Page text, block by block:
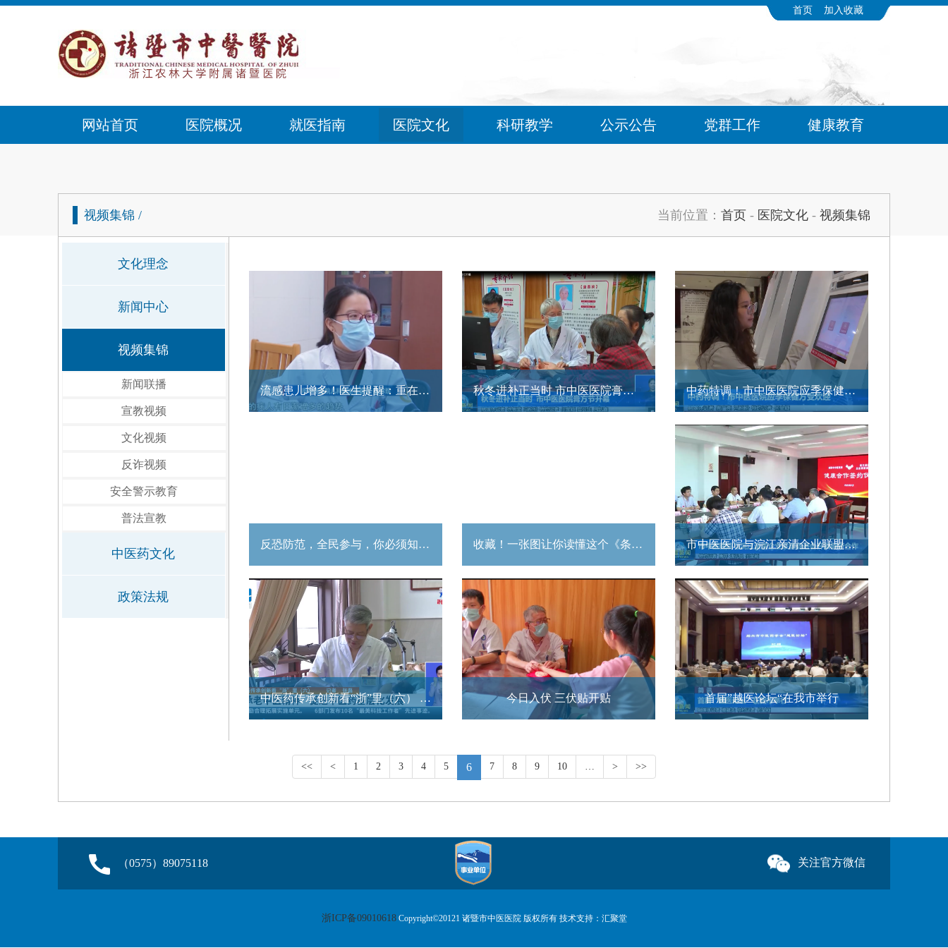
首页 加入收藏
网站首页 医院概况 就医指南 医院文化 科研教学 公示公告 党群工作 健康教育
视频集锦 / 当前位置： 首页 - 医院文化 - 视频集锦
文化理念
新闻中心
视频集锦
新闻联播
宣教视频
文化视频
反诈视频
安全警示教育
普法宣教
中医药文化
政策法规
流感患儿增多！医生提醒：重在预防 秋冬进补正当时 市中医医院膏方节开幕 中药特调！市中医医院应季保健方受欢迎
反恐防范，全民参与，你必须知道的反恐知识 收藏！一张图让你读懂这个《条例》 市中医医院与浣江亲清企业联盟促进会开展健康合作
中医药传承创新看“浙”里（六） 传承老中医精神，促进中医药基层化发展 今日入伏 三伏贴开贴 首届”越医论坛“在我市举行
<< < 1 2 3 4 5 6 7 8 9 10 … > >>
（0575）89075118 关注官方微信
浙ICP备09010618Copyright©20121 诸暨市中医医院 版权所有 技术支持：汇聚堂